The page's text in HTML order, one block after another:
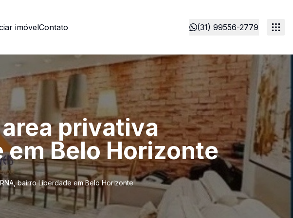
imóvelContato (31) 99556-2779
privativa
em Belo Horizonte
bairro Liberdade em Belo Horizonte